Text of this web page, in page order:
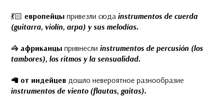
💃🏻 европейцы привезли сюда instrumentos de cuerda
(guitarra, violín, arpa) y sus melodías.
🦓 африканцы привнесли instrumentos de percusión (los
tambores), los ritmos y la sensualidad.
🦙 от индейцев дошло невероятное разнообразие
instrumentos de viento (flautas, gaitas).